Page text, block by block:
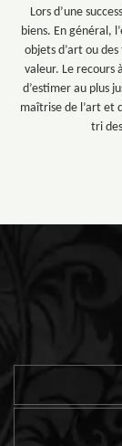
Lors d’une
biens. En général,
objets d’art ou
valeur. Le recours
d’estimer au plus
maîtrise de l’art et
tri